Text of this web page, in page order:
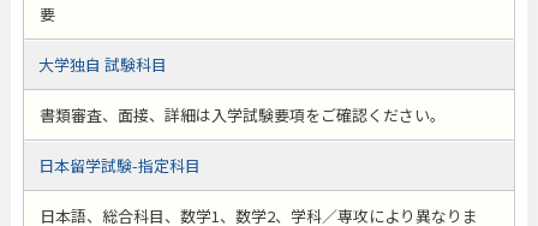
要
大学独自 試験科目
書類審査、面接、詳細は入学試験要項をご確認ください。
日本留学試験-指定科目
日本語、総合科目、数学1、数学2、学科／専攻により異なりま